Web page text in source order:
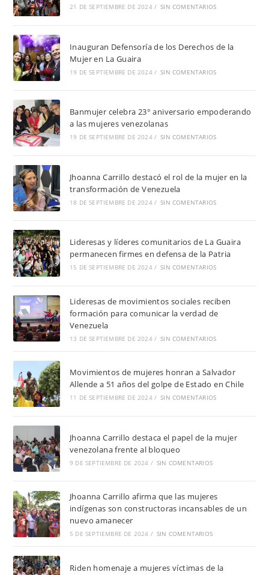
21 DE SEPTIEMBRE DE 2024 / SIN COMENTARIOS
Inauguran Defensoría de los Derechos de la
Mujer en La Guaira
19 DE SEPTIEMBRE DE 2024 / SIN COMENTARIOS
Banmujer celebra 23° aniversario empoderando
a las mujeres venezolanas
19 DE SEPTIEMBRE DE 2024 / SIN COMENTARIOS
Jhoanna Carrillo destacó el rol de la mujer en la
transformación de Venezuela
18 DE SEPTIEMBRE DE 2024 / SIN COMENTARIOS
Lideresas y líderes comunitarios de La Guaira
permanecen firmes en defensa de la Patria
15 DE SEPTIEMBRE DE 2024 / SIN COMENTARIOS
Lideresas de movimientos sociales reciben
formación para comunicar la verdad de
Venezuela
13 DE SEPTIEMBRE DE 2024 / SIN COMENTARIOS
Movimientos de mujeres honran a Salvador
Allende a 51 años del golpe de Estado en Chile
11 DE SEPTIEMBRE DE 2024 / SIN COMENTARIOS
Jhoanna Carrillo destaca el papel de la mujer
venezolana frente al bloqueo
9 DE SEPTIEMBRE DE 2024 / SIN COMENTARIOS
Jhoanna Carrillo afirma que las mujeres
indígenas son constructoras incansables de un
nuevo amanecer
5 DE SEPTIEMBRE DE 2024 / SIN COMENTARIOS
Riden homenaje a mujeres víctimas de la